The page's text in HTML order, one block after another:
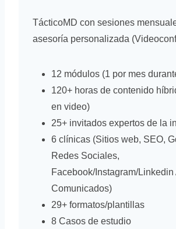
TácticoMD con sesiones
asesoría personalizada
12 módulos (1 por mes
120+ horas de contenido
en video)
25+ invitados expertos de la
6 clínicas (Sitios web, SEO,
Redes Sociales,
Facebook/Instagram/Linkedin
Comunicados)
29+ formatos/plantillas
8 Casos de estudio